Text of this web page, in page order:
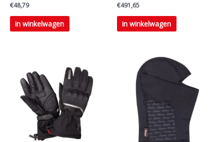
€48,79
in winkelwagen
€491,65
in winkelwagen
Dit
product
meerdere
variaties.
Deze
gekozen